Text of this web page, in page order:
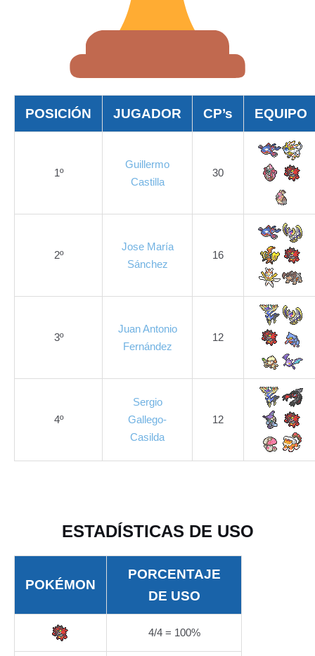
POSICIÓN JUGADOR CP’s EQUIPO
1º
Guillermo
Castilla
30
2º
Jose María
Sánchez
16
3º
Juan Antonio
Fernández
12
4º
Sergio
Gallego-
Casilda
12
ESTADÍSTICAS DE USO
POKÉMON
PORCENTAJE
DE USO
4/4 = 100%